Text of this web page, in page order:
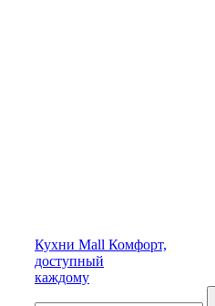
Кухни Mall Комфорт,
доступный
каждому